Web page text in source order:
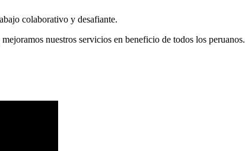
colaborativo y desafiante.
nuestros servicios en beneficio de todos los peruanos.